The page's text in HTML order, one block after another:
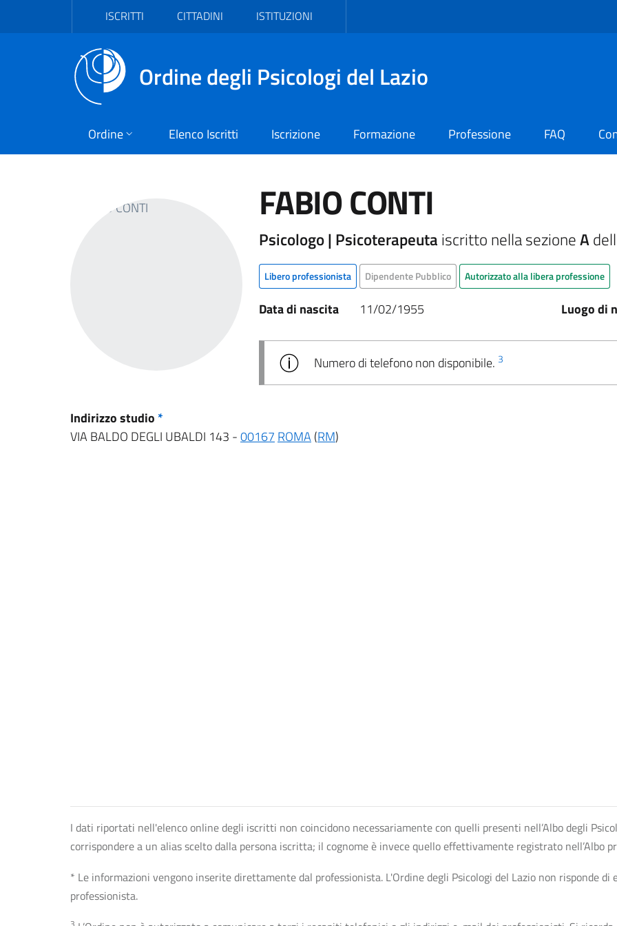
Vai al contenuto principale
ISCRITTI CITTADINI ISTITUZIONI
Ordine degli Psicologi del Lazio
Ordine Elenco Iscritti Iscrizione Formazione Professione FAQ
FABIO CONTI
Psicologo | Psicoterapeuta iscritto nella sezioneA
Libero professionista Dipendente Pubblico Autorizzato alla libera professione
Data di nascita 11/02/1955 Luogo di
Numero di telefono non disponibile. 3
Indirizzo studio *
VIA BALDO DEGLI UBALDI 143 -00167 ROMA(RM)
I dati riportati nell'elenco online degli iscritti non coincidono necessariamente con quelli presenti nell’Albo degli
corrispondere a un alias scelto dalla persona iscritta; il cognome è invece quello effettivamente registrato nell’Albo
* Le informazioni vengono inserite direttamente dal professionista. L'Ordine degli Psicologi del Lazio non risponde
professionista.
3